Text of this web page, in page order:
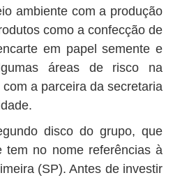
ambiente com a produção
como a confecção de
em papel semente e
áreas de risco na
a parceira da secretaria
disco do grupo, que
tem no nome referências à
(SP). Antes de investir